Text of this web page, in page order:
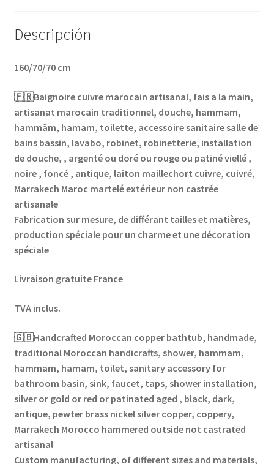
Descripción
160/70/70 cm
🇫🇷Baignoire cuivre marocain artisanal, fais a la main,
artisanat marocain traditionnel, douche, hammam,
hammâm, hamam, toilette, accessoire sanitaire salle de
bains bassin, lavabo, robinet, robinetterie, installation
de douche, , argenté ou doré ou rouge ou patiné viellé ,
noire , foncé , antique, laiton maillechort cuivre, cuivré,
Marrakech Maroc martelé extérieur non castrée
artisanale
Fabrication sur mesure, de différant tailles et matières,
production spéciale pour un charme et une décoration
spéciale
Livraison gratuite France
TVA inclus.
🇬🇧Handcrafted Moroccan copper bathtub, handmade,
traditional Moroccan handicrafts, shower, hammam,
hammam, hamam, toilet, sanitary accessory for
bathroom basin, sink, faucet, taps, shower installation,
silver or gold or red or patinated aged , black, dark,
antique, pewter brass nickel silver copper, coppery,
Marrakech Morocco hammered outside not castrated
artisanal
Custom manufacturing, of different sizes and materials,